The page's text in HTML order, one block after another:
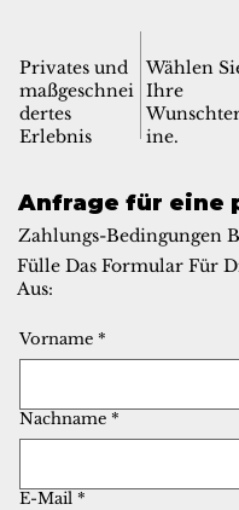
Privates und
maßgeschnei
dertes
Erlebnis
Wählen
Ihre
ine.
Anfrage für eine
Zahlungs-Bedingungen
Fülle Das Formular Für
Aus:
Vorname *
Nachname *
E-Mail *